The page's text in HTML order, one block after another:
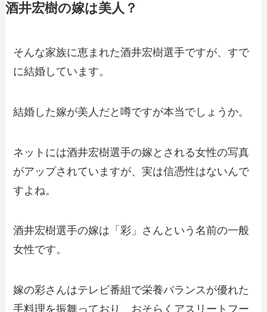
酒井宏樹の嫁は美人？
そんな家族に恵まれた酒井宏樹選手ですが、すで
に結婚しています。
結婚した嫁が美人だと噂ですが本当でしょうか。
ネットには酒井宏樹選手の嫁とされる女性の写真
がアップされていますが、実は信憑性はないんで
すよね。
酒井宏樹選手の嫁は「彩」さんという名前の一般
女性です。
嫁の彩さんはテレビ番組で栄養バランスが優れた
手料理を振舞っており、おそらくアスリートフー